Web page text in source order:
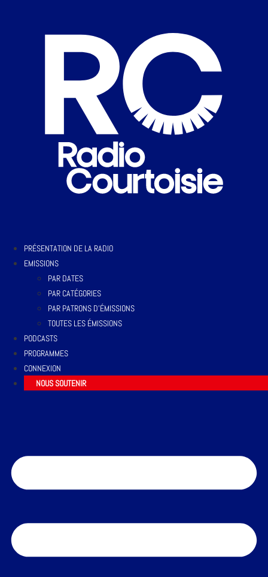
PRÉSENTATION DE LA RADIO
EMISSIONS
PAR DATES
PAR CATÉGORIES
PAR PATRONS D’ÉMISSIONS
TOUTES LES ÉMISSIONS
PODCASTS
PROGRAMMES
CONNEXION
NOUS SOUTENIR